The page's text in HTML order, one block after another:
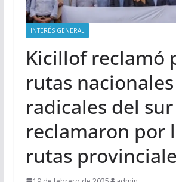
INTERÉS GENERAL
Kicillof reclamó
rutas
radicales del
reclamaron por
rutas